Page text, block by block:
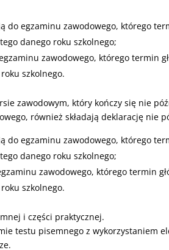
do egzaminu zawodowego, którego
danego roku szkolnego;
zawodowego, którego termin
szkolnego.
zawodowym, który kończy się nie
również składają deklarację nie
do egzaminu zawodowego, którego
danego roku szkolnego;
zawodowego, którego termin
szkolnego.
i części praktycznej.
testu pisemnego z wykorzystaniem